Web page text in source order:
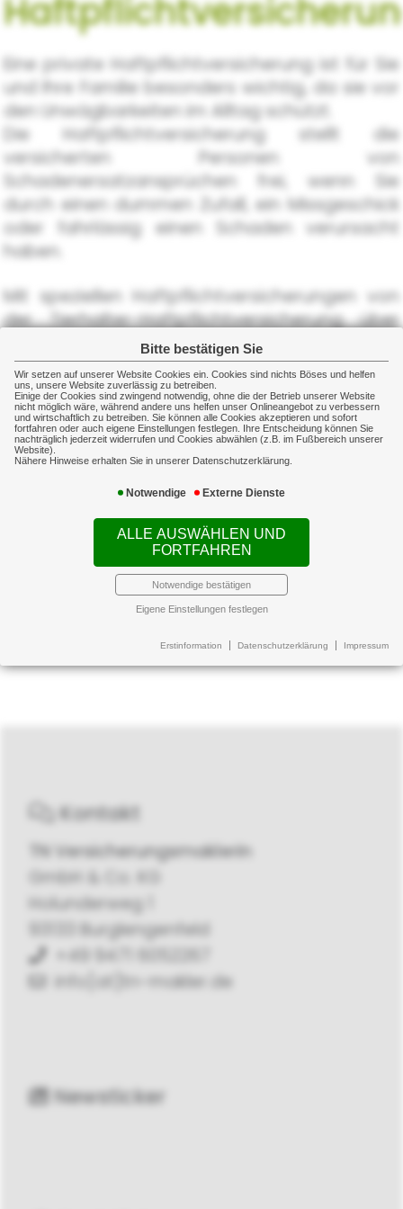
Bitte bestätigen Sie
Wir setzen auf unserer Website Cookies ein. Cookies sind nichts Böses und helfen
uns, unsere Website zuverlässig zu betreiben.
Einige der Cookies sind zwingend notwendig, ohne die der Betrieb unserer Website
nicht möglich wäre, während andere uns helfen unser Onlineangebot zu verbessern
und wirtschaftlich zu betreiben. Sie können alle Cookies akzeptieren und sofort
fortfahren oder auch eigene Einstellungen festlegen. Ihre Entscheidung können Sie
nachträglich jederzeit widerrufen und Cookies abwählen (z.B. im Fußbereich unserer
Website).
Nähere Hinweise erhalten Sie in unserer Datenschutzerklärung.
Notwendige Externe Dienste
ALLE AUSWÄHLEN UND
FORTFAHREN
Notwendige bestätigen
Eigene Einstellungen festlegen
Erstinformation Datenschutzerklärung Impressum
Eine private Haftpflichtversicherung ist für Sie
und Ihre Familie besonders wichtig, da sie vor
den Unwägbarkeiten im Alltag schützt.
Die Haftpflichtversicherung stellt die
versicherten Personen von
Schadenersatzansprüchen frei, wenn Sie
durch einen dummen Zufall, ein Missgeschick
oder fahrlässig einen Schaden verursacht
haben.
Mit speziellen Haftpflichtversicherungen von
der Tierhalter-Haftpflichtversicherung über
die Hausbesitzer-Haftpflichtversicherung bis
zur Sportboot-Versicherung kann nahezu
jeder denkbare Haftpflichtschaden versichert
werden.
Weiterführende Informationen zu diesem
Kontakt
TN Versicherungsmaklerin
GmbH & Co. KG
Holunderweg 1
93133 Burglengenfeld
+49 9471 6052267
info[at]tn-makler.de
Newsticker